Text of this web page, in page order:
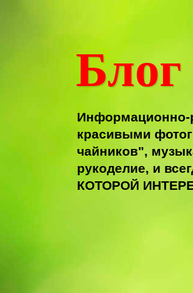
Информационно-
красивыми
чайников",
рукоделие, и
КОТОРОЙ